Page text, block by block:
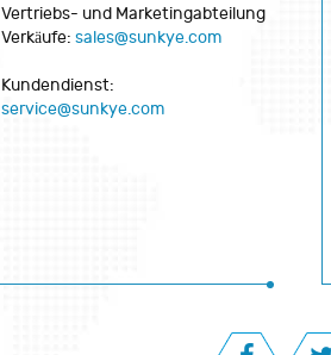
Vertriebs- und Marketingabteilung
Verkäufe: sales@sunkye.com
Kundendienst:
service@sunkye.com